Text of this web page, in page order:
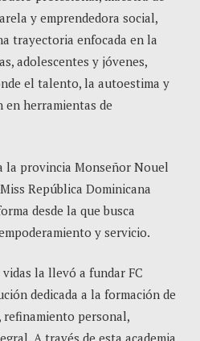
y emprendedora social,
trayectoria enfocada en la
adolescentes y jóvenes,
el talento, la autoestima y
herramientas de
la provincia Monseñor Nouel
República Dominicana
desde la que busca
y servicio.
la llevó a fundar FC
dedicada a la formación de
refinamiento personal,